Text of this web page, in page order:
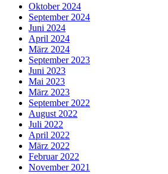
Oktober 2024
September 2024
Juni 2024
April 2024
März 2024
September 2023
Juni 2023
Mai 2023
März 2023
September 2022
August 2022
Juli 2022
April 2022
März 2022
Februar 2022
November 2021